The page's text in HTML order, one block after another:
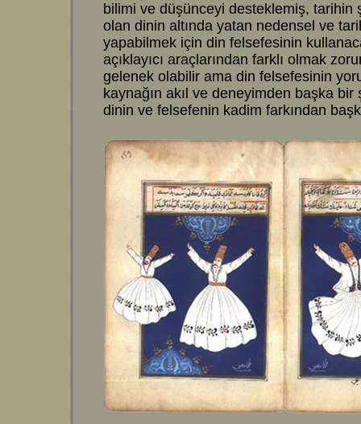
bilimi ve düşünceyi desteklemiş, tarihin
olan dinin altında yatan nedensel ve
yapabilmek için din felsefesinin
açıklayıcı araçlarından farklı olmak
gelenek olabilir ama din felsefesinin
kaynağın akıl ve deneyimden başka
dinin ve felsefenin kadim farkından